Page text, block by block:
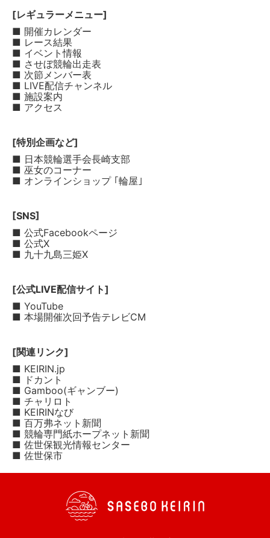
[レギュラーメニュー]
■ 開催カレンダー
■ レース結果
■ イベント情報
■ させぼ競輪出走表
■ 次節メンバー表
■ LIVE配信チャンネル
■ 施設案内
■ アクセス
[特別企画など]
■ 日本競輪選手会長崎支部
■ 巫女のコーナー
■ オンラインショップ ｢輪屋｣
[SNS]
■ 公式Facebookページ
■ 公式X
■ 九十九島三姫X
[公式LIVE配信サイト]
■ YouTube
■ 本場開催次回予告テレビCM
[関連リンク]
■ KEIRIN.jp
■ ドカント
■ Gamboo(ギャンブー)
■ チャリロト
■ KEIRINなび
■ 百万弗ネット新聞
■ 競輪専門紙ホープネット新聞
■ 佐世保観光情報センター
■ 佐世保市